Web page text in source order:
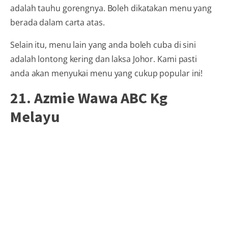
adalah tauhu gorengnya. Boleh dikatakan menu yang
berada dalam carta atas.
Selain itu, menu lain yang anda boleh cuba di sini
adalah lontong kering dan laksa Johor. Kami pasti
anda akan menyukai menu yang cukup popular ini!
21. Azmie Wawa ABC Kg
Melayu